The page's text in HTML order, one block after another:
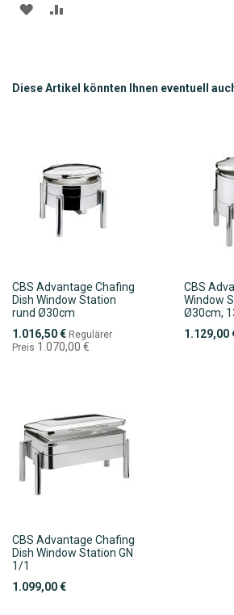
ZUR
Diese Artikel könnten Ihnen eventuell
CBS Advantage Chafing
Dish Window Station
rund Ø30cm
Sonderpreis
1.016,50 € Regulärer
Preis 1.070,00 €
CBS
Window
Ø30cm,
1.129,00
CBS Advantage Chafing
Dish Window Station GN
1/1
1.099,00 €